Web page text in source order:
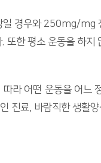
경우와 250mg/mg
또한 평소 운동을 하
라 어떤 운동을 어느
진료, 바람직한 생활